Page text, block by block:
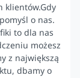
klientów.Gdy
o nas.
to dla nas
możesz
z największą
dbamy o